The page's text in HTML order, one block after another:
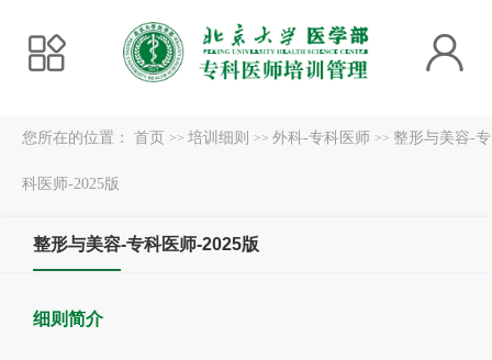
您所在的位置： 首页 >> 培训细则 >> 外科-专科医师 >> 整形与美容-专
科医师-2025版
整形与美容-专科医师-2025版
细则简介